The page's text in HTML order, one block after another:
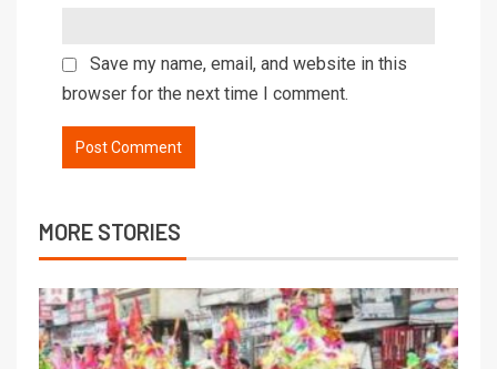
Save my name, email, and website in this
browser for the next time I comment.
MORE STORIES